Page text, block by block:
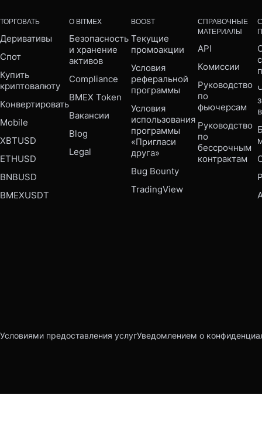
ТОРГОВАТЬ
Деривативы
Спот
Купить
криптовалюту
Конвертировать
Mobile
XBTUSD
ETHUSD
BNBUSD
BMEXUSDT
О BITMEX
Безопасность
и хранение
активов
Compliance
BMEX Token
Вакансии
Blog
Legal
BOOST
Текущие
промоакции
Условия
реферальной
программы
Условия
использования
программы
«Пригласи
друга»
Bug Bounty
TradingView
СПРАВОЧНЫЕ
МАТЕРИАЛЫ
API
Комиссии
Руководство
по
фьючерсам
Руководство
по
бессрочным
контрактам
Условиями предоставления услугУведомлением о